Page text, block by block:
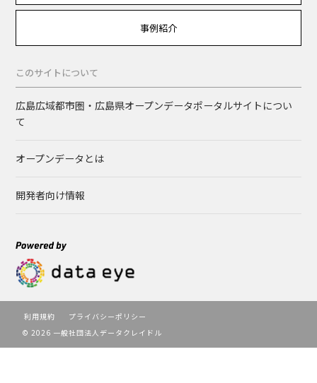
事例紹介
このサイトについて
広島広域都市圏・広島県オープンデータポータルサイトについ
て
オープンデータとは
開発者向け情報
利用規約
プライバシーポリシー
© 2026 一般社団法人データクレイドル